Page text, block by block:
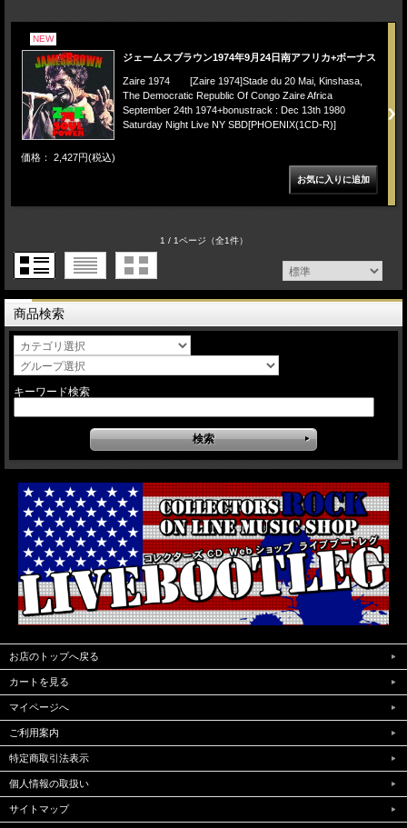
NEW
ジェームスブラウン1974年9月24日南アフリカ+ボーナス
Zaire 1974 [Zaire 1974]Stade du 20 Mai, Kinshasa,
The Democratic Republic Of Congo Zaire Africa
September 24th 1974+bonustrack : Dec 13th 1980
Saturday Night Live NY SBD[PHOENIX(1CD-R)]
価格： 2,427円(税込)
1 / 1ページ（全1件）
商品検索
キーワード検索
お店のトップへ戻る
カートを見る
マイページへ
ご利用案内
特定商取引法表示
個人情報の取扱い
サイトマップ